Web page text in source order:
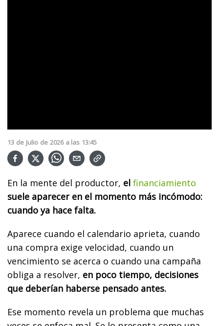
13 de Julio de 2026 a las 13:45
En la mente del productor, el financiamiento
suele aparecer en el momento más incómodo:
cuando ya hace falta.
Aparece cuando el calendario aprieta, cuando
una compra exige velocidad, cuando un
vencimiento se acerca o cuando una campaña
obliga a resolver, en poco tiempo, decisiones
que deberían haberse pensado antes.
Ese momento revela un problema que muchas